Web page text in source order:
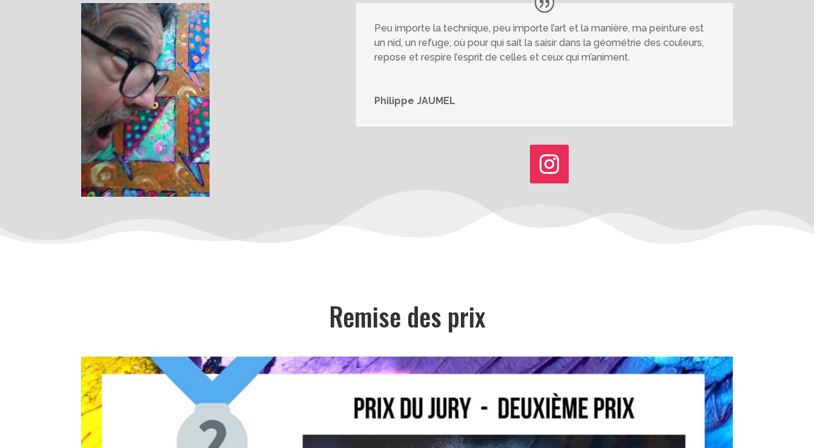
Peu importe la technique, peu importe l’art et la manière, ma peinture est
un nid, un refuge, où pour qui sait la saisir dans la géométrie des couleurs,
repose et respire l’esprit de celles et ceux qui m’animent.
Philippe JAUMEL
Remise des prix